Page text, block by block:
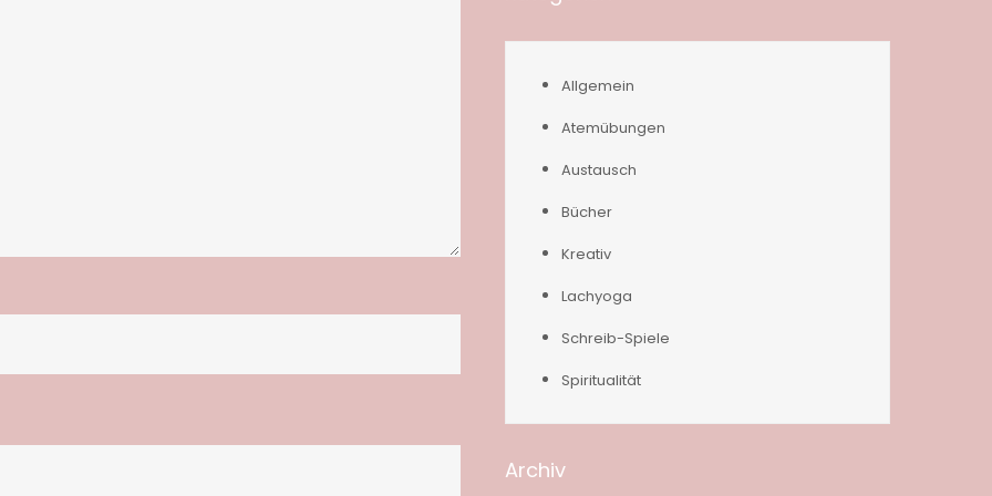
Allgemein
Atemübungen
Austausch
Bücher
Kreativ
Lachyoga
Schreib-Spiele
Spiritualität
Archiv